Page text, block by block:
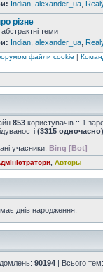
Indian alexander_ua
різне
теми
Indian alexander_ua
файли cookie |
853 користувачів :: 1
(3315 одночасно)
учасники: Bing [Bot]
Авторы
днів народження.
90194 | Всього тем: